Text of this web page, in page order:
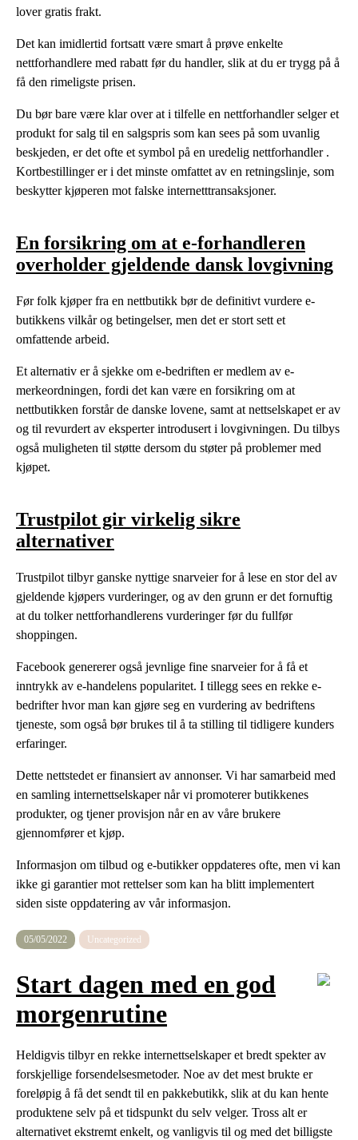
lover gratis frakt.
Det kan imidlertid fortsatt være smart å prøve enkelte
nettforhandlere med rabatt før du handler, slik at du er trygg på å
få den rimeligste prisen.
Du bør bare være klar over at i tilfelle en nettforhandler selger et
produkt for salg til en salgspris som kan sees på som uvanlig
beskjeden, er det ofte et symbol på en uredelig nettforhandler .
Kortbestillinger er i det minste omfattet av en retningslinje, som
beskytter kjøperen mot falske internetttransaksjoner.
En forsikring om at e-forhandleren
overholder gjeldende dansk lovgivning
Før folk kjøper fra en nettbutikk bør de definitivt vurdere e-
butikkens vilkår og betingelser, men det er stort sett et
omfattende arbeid.
Et alternativ er å sjekke om e-bedriften er medlem av e-
merkeordningen, fordi det kan være en forsikring om at
nettbutikken forstår de danske lovene, samt at nettselskapet er av
og til revurdert av eksperter introdusert i lovgivningen. Du tilbys
også muligheten til støtte dersom du støter på problemer med
kjøpet.
Trustpilot gir virkelig sikre
alternativer
Trustpilot tilbyr ganske nyttige snarveier for å lese en stor del av
gjeldende kjøpers vurderinger, og av den grunn er det fornuftig
at du tolker nettforhandlerens vurderinger før du fullfør
shoppingen.
Facebook genererer også jevnlige fine snarveier for å få et
inntrykk av e-handelens popularitet. I tillegg sees en rekke e-
bedrifter hvor man kan gjøre seg en vurdering av bedriftens
tjeneste, som også bør brukes til å ta stilling til tidligere kunders
erfaringer.
Dette nettstedet er finansiert av annonser. Vi har samarbeid med
en samling internettselskaper når vi promoterer butikkenes
produkter, og tjener provisjon når en av våre brukere
gjennomfører et kjøp.
Informasjon om tilbud og e-butikker oppdateres ofte, men vi kan
ikke gi garantier mot rettelser som kan ha blitt implementert
siden siste oppdatering av vår informasjon.
05/05/2022 Uncategorized
Start dagen med en god
morgenrutine
Heldigvis tilbyr en rekke internettselskaper et bredt spekter av
forskjellige forsendelsesmetoder. Noe av det mest brukte er
foreløpig å få det sendt til en pakkebutikk, slik at du kan hente
produktene selv på et tidspunkt du selv velger. Tross alt er
alternativet ekstremt enkelt, og vanligvis til og med det billigste